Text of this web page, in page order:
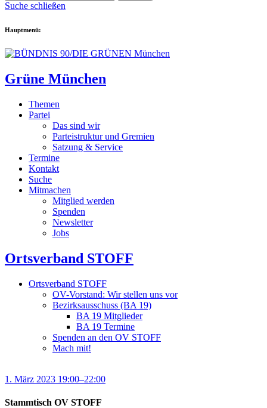
Suche schließen
Hauptmenü:
Grüne München
Themen
Partei
Das sind wir
Parteistruktur und Gremien
Satzung & Service
Termine
Kontakt
Suche
Mitmachen
Mitglied werden
Spenden
Newsletter
Jobs
Ortsverband STOFF
Ortsverband STOFF
OV-Vorstand: Wir stellen uns vor
Bezirksausschuss (BA 19)
BA 19 Mitglieder
BA 19 Termine
Spenden an den OV STOFF
Mach mit!
1. März 2023 19:00–22:00
Stammtisch OV STOFF